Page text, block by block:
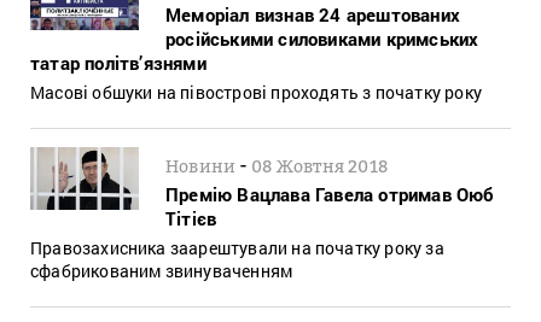
Меморіал визнав 24 арештованих
російськими силовиками кримських
татар політв’язнями
Масові обшуки на півострові проходять з початку року
Новини - 08 Жовтня 2018
Премію Вацлава Гавела отримав Оюб
Тітієв
Правозахисника заарештували на початку року за
сфабрикованим звинуваченням